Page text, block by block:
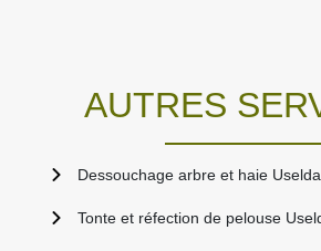
AUTRES
Dessouchage arbre et haie
Tonte et réfection de pelouse